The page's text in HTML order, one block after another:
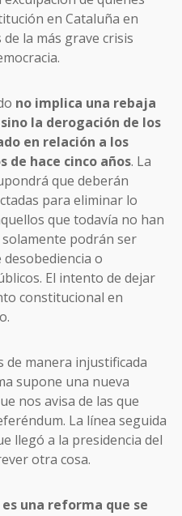
en Cataluña en
la más grave crisis
no implica una rebaja
la derogación de los
en relación a los
de hace cinco años. La
que deberán
para eliminar lo
que todavía no han
podrán ser
o
El intento de dejar
constitucional en
de manera injustificada
supone una nueva
nos avisa de las que
La línea seguida
llegó a la presidencia del
otra cosa.
una reforma que se